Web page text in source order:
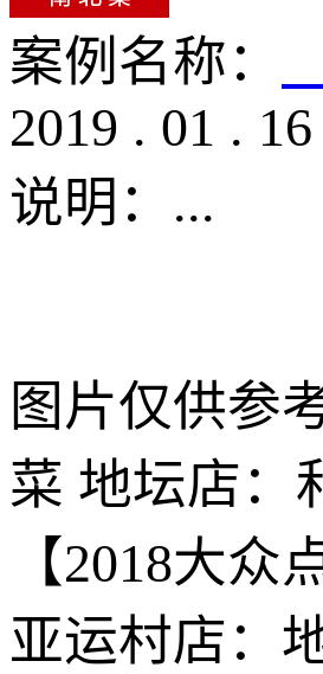
案例名称：
2019 . 01 . 16
说明： ...
图片仅供参
菜 地坛店：
【2018大
亚运村店：